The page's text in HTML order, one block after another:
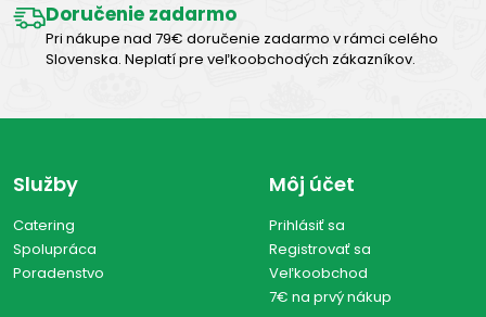
Doručenie zadarmo
Pri nákupe nad 79€ doručenie zadarmo v rámci celého
Slovenska. Neplatí pre veľkoobchodých zákazníkov.
Služby
Catering
Spolupráca
Poradenstvo
Môj účet
Prihlásiť sa
Registrovať sa
Veľkoobchod
7€ na prvý nákup